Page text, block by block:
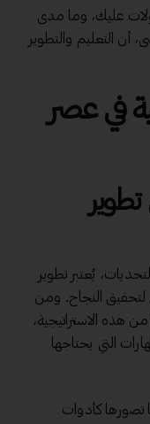
عليك، وما مدى
أن التعليم والتطوير
في عصر
تطوير
يُعتبر تطوير
لتحقيق النجاح. ومن
هذه الاستراتيجية،
التي يحتاجها
تصورها كأدوات